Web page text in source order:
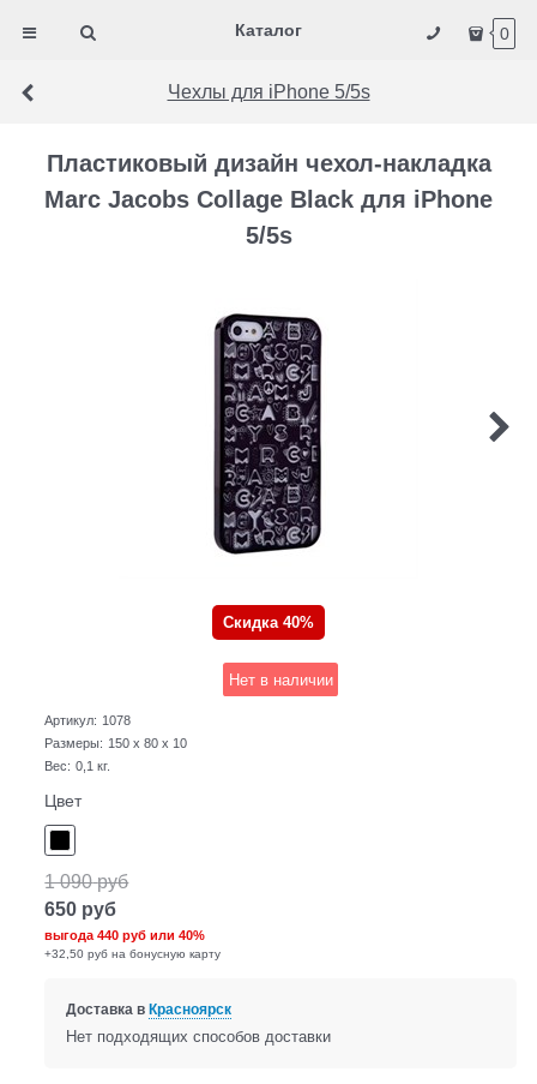
Каталог 0
Чехлы для iPhone 5/5s
Пластиковый дизайн чехол-накладка
Marc Jacobs Collage Black для iPhone
5/5s
Скидка 40%
Нет в наличии
Артикул: 1078
Размеры: 150 x 80 x 10
Вес: 0,1 кг.
Цвет
1 090 руб
650 руб
выгода440 руб или40%
+32,50 руб на бонусную карту
Доставка в Красноярск
Нет подходящих способов доставки